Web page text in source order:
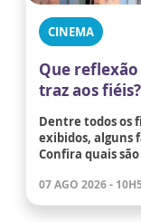
CINEMA
Que
traz aos fiéis?
Dentre todos os
exibidos, alguns
Confira quais
07 AGO 2026 -